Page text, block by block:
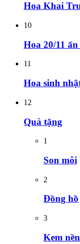
Hoa Khai
10
Hoa 20/11
11
Hoa sinh
12
Quà tặng
1
Son môi
2
Đồng hồ
3
Kem nền